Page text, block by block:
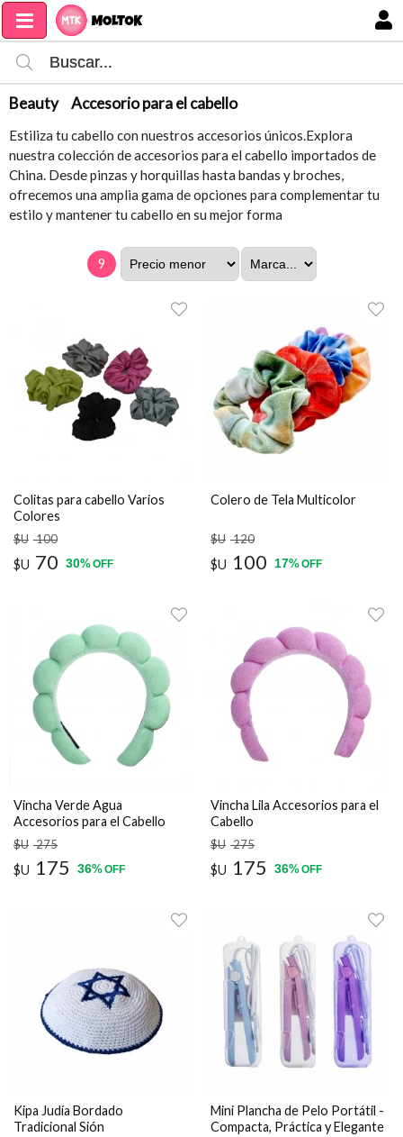
Beauty Accesorio para el cabello
Estiliza tu cabello con nuestros accesorios únicos.Explora
nuestra colección de accesorios para el cabello importados de
China. Desde pinzas y horquillas hasta bandas y broches,
ofrecemos una amplia gama de opciones para complementar tu
estilo y mantener tu cabello en su mejor forma
9
Colitas para cabello Varios
Colores
$U 100
$U 70 30%OFF
Colero de Tela Multicolor
$U 120
$U 100 17%OFF
Vincha Verde Agua
Accesorios para el Cabello
$U 275
$U 175 36%OFF
Vincha Lila Accesorios para el
Cabello
$U 275
$U 175 36%OFF
Kipa Judía Bordado
Tradicional Sión
Mini Plancha de Pelo Portátil -
Compacta, Práctica y Elegante